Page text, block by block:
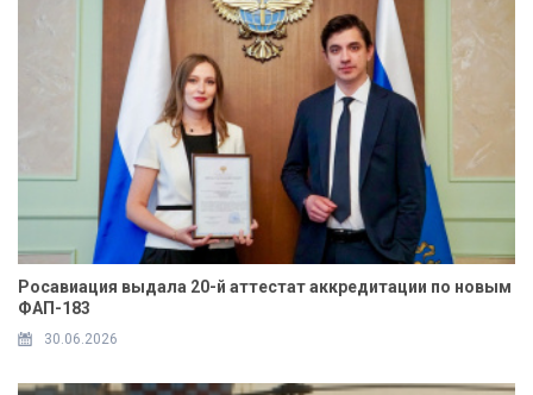
Росавиация выдала 20-й аттестат аккредитации по новым
ФАП-183
30.06.2026